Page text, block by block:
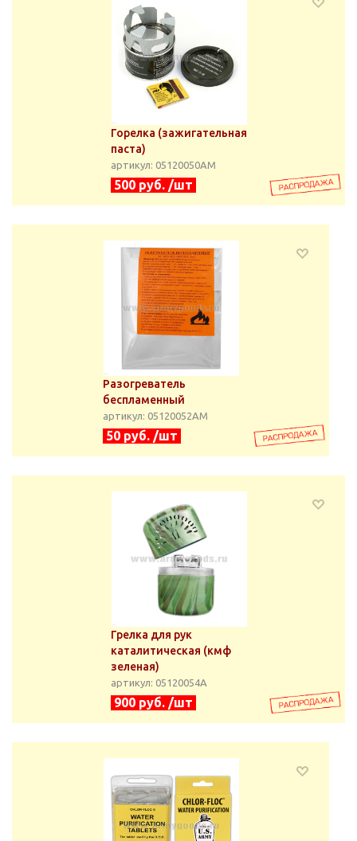
Горелка (зажигательная
паста)
артикул: 05120050АМ
500 руб. /шт
Разогреватель
беспламенный
артикул: 05120052АМ
50 руб. /шт
Грелка для рук
каталитическая (кмф
зеленая)
артикул: 05120054А
900 руб. /шт